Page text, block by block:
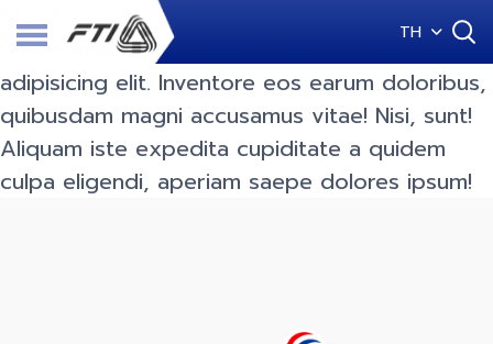
TH
Blog-5
Lorem ipsum dolor sit amet consectetur
adipisicing elit. Inventore eos earum doloribus,
quibusdam magni accusamus vitae! Nisi, sunt!
Aliquam iste expedita cupiditate a quidem
culpa eligendi, aperiam saepe dolores ipsum!